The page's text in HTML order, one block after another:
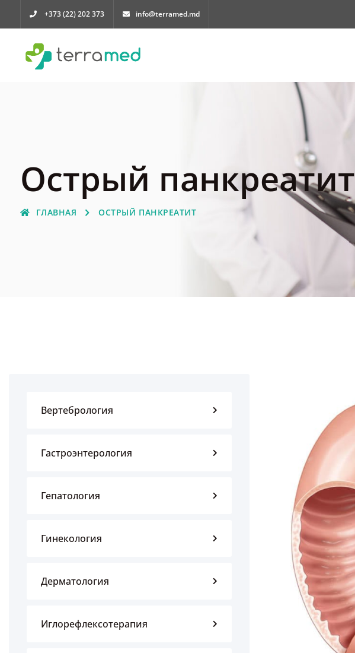
+373 (22) 202 373 info@terramed.md
Острый панкреатит
ГЛАВНАЯ ОСТРЫЙ ПАНКРЕАТИТ
Вертебрология
Гастроэнтерология
Гепатология
Гинекология
Дерматология
Иглорефлексотерапия